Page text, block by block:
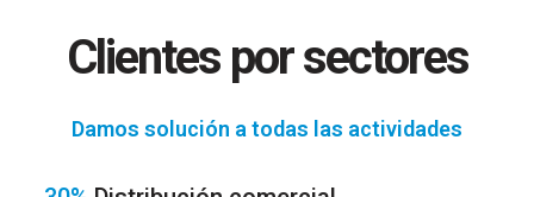
Clientes por sectores
Damos solución a todas las actividades